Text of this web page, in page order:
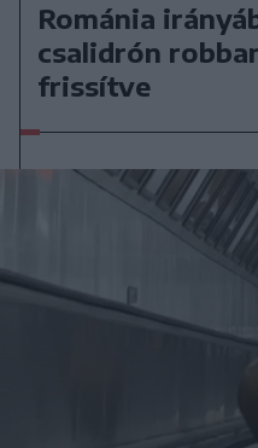
Románia
csalidrón
frissítve